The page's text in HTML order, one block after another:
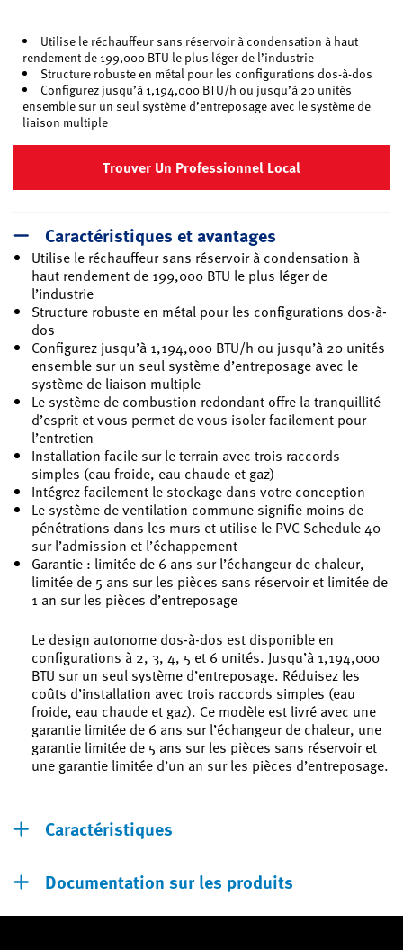
Utilise le réchauffeur sans réservoir à condensation à haut
rendement de 199,000 BTU le plus léger de l’industrie
Structure robuste en métal pour les configurations dos-à-dos
Configurez jusqu’à 1,194,000 BTU/h ou jusqu’à 20 unités
ensemble sur un seul système d’entreposage avec le système de
liaison multiple
Trouver Un Professionnel Local
Caractéristiques et avantages
Utilise le réchauffeur sans réservoir à condensation à
haut rendement de 199,000 BTU le plus léger de
l’industrie
Structure robuste en métal pour les configurations dos-à-
dos
Configurez jusqu’à 1,194,000 BTU/h ou jusqu’à 20 unités
ensemble sur un seul système d’entreposage avec le
système de liaison multiple
Le système de combustion redondant offre la tranquillité
d’esprit et vous permet de vous isoler facilement pour
l’entretien
Installation facile sur le terrain avec trois raccords
simples (eau froide, eau chaude et gaz)
Intégrez facilement le stockage dans votre conception
Le système de ventilation commune signifie moins de
pénétrations dans les murs et utilise le PVC Schedule 40
sur l’admission et l’échappement
Garantie : limitée de 6 ans sur l’échangeur de chaleur,
limitée de 5 ans sur les pièces sans réservoir et limitée de
1 an sur les pièces d’entreposage
Le design autonome dos-à-dos est disponible en
configurations à 2, 3, 4, 5 et 6 unités. Jusqu’à 1,194,000
BTU sur un seul système d’entreposage. Réduisez les
coûts d’installation avec trois raccords simples (eau
froide, eau chaude et gaz). Ce modèle est livré avec une
garantie limitée de 6 ans sur l’échangeur de chaleur, une
garantie limitée de 5 ans sur les pièces sans réservoir et
une garantie limitée d’un an sur les pièces d’entreposage.
Caractéristiques
Documentation sur les produits